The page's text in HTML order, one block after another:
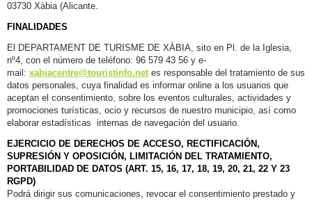
03730 Xàbia (Alicante.
FINALIDADES
El DEPARTAMENT DE TURISME DE XÀBIA, sito en Pl. de la Iglesia,
nº4, con el número de teléfono: 96 579 43 56 y e-
mail: xabiacentre@touristinfo.netes responsable del tratamiento de sus
datos personales, cuya finalidad es informar online a los usuarios que
aceptan el consentimiento, sobre los eventos culturales, actividades y
promociones turísticas, ocio y recursos de nuestro municipio, así como
elaborar estadísticas internas de navegación del usuario.
EJERCICIO DE DERECHOS DE ACCESO, RECTIFICACIÓN,
SUPRESIÓN Y OPOSICIÓN, LIMITACIÓN DEL TRATAMIENTO,
PORTABILIDAD DE DATOS (ART. 15, 16, 17, 18, 19, 20, 21, 22 Y 23
RGPD)
Podrá dirigir sus comunicaciones, revocar el consentimiento prestado y